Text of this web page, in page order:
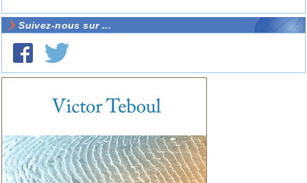
Suivez-nous sur ...